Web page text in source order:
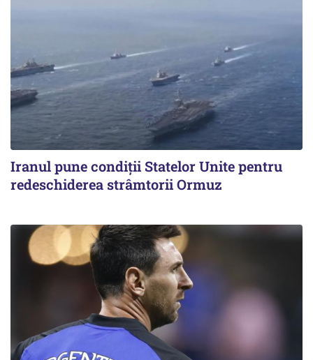
Iranul pune condiții Statelor Unite pentru
redeschiderea strâmtorii Ormuz